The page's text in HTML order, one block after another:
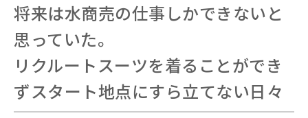
将来は水商売の仕事しかできないと
思っていた。
リクルートスーツを着ることができ
ずスタート地点にすら立てない日々